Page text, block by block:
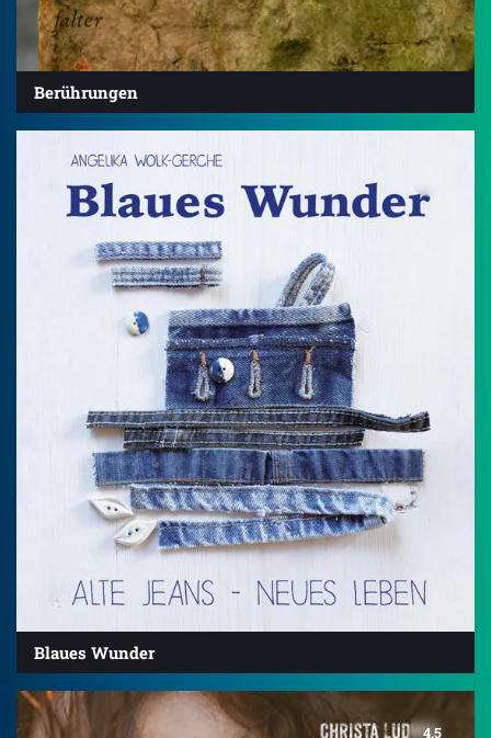
Berührungen
Blaues Wunder
4.5